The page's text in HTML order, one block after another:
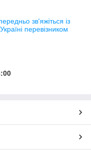
зв'яжіться із
перевізником